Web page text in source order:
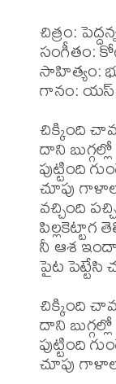
చిత్రం:
సంగీతం:
సాహిత్యం:
గానం: యస్.
చిక్కింది
దాని
పుట్టింది
చూపు
వచ్చింది
పిల్లకెట్టాగ
నీ ఆశ
పైట
చిక్కింది
దాని
పుట్టింది
చూపు